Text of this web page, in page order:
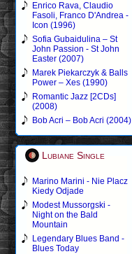
Enrico Rava, Claudio
Fasoli, Franco D'Andrea -
Icon (1996)
Sofia Gubaidulina – St
John Passion - St John
Easter (2007)
Marek Piekarczyk & Balls
Power – Xes (1990)
Romantic Jazz [2CDs]
(2008)
Bob Acri – Bob Acri (2004)
Lubiane Single
Marino Marini - Nie Placz
Kiedy Odjade
Modest Mussorgski -
Night on the Bald
Mountain
Legendary Blues Band -
Blues Today